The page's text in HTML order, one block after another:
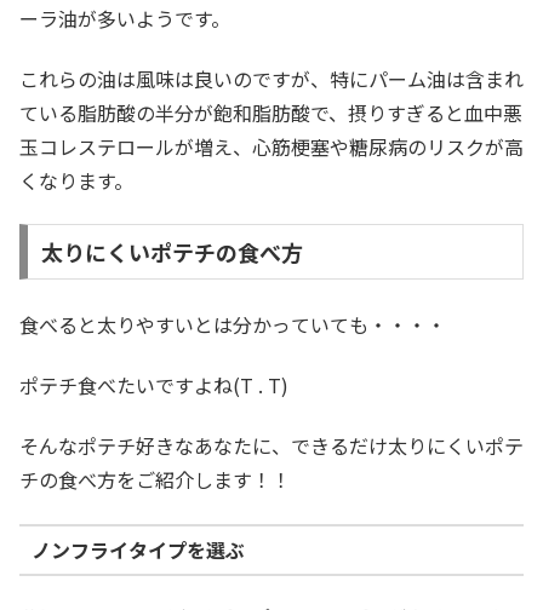
ーラ油が多いようです。
これらの油は風味は良いのですが、特にパーム油は含まれ
ている脂肪酸の半分が飽和脂肪酸で、摂りすぎると血中悪
玉コレステロールが増え、心筋梗塞や糖尿病のリスクが高
くなります。
太りにくいポテチの食べ方
食べると太りやすいとは分かっていても・・・・
ポテチ食べたいですよね(T . T)
そんなポテチ好きなあなたに、できるだけ太りにくいポテ
チの食べ方をご紹介します！！
ノンフライタイプを選ぶ